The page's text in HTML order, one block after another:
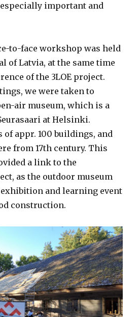
important and
to-face workshop was held
of Latvia, at the same time
of the 3LOE project.
we were taken to
air museum, which is a
at Helsinki.
of appr. 100 buildings, and
from 17th century. This
a link to the
as the outdoor museum
and learning event
construction.